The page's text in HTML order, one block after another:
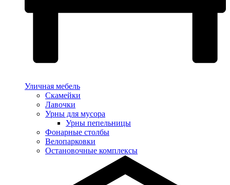
Уличная мебель
Скамейки
Лавочки
Урны для мусора
Урны пепельницы
Фонарные столбы
Велопарковки
Остановочные комплексы